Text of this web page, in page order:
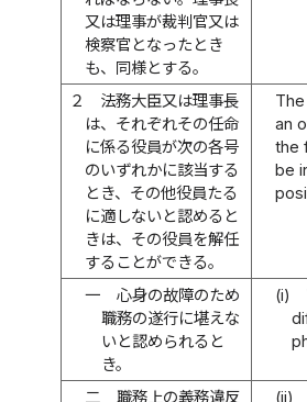
又は理事が裁判官又は
検察官となったとき
も、同様とする。
２
法務大臣又は理事長
は、それぞれその任命
に係る役員が次の各号
のいずれかに該当する
とき、その他役員たる
に適しないと認めると
きは、その役員を解任
することができる。
an
the
be
一
心身の故障のため
職務の遂行に堪えな
いと認められると
き。
(i)
二
職務上の義務違反
(ii)